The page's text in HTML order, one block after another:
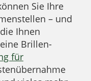
Sie Ihre
– und
Ihnen
Brillen-
für